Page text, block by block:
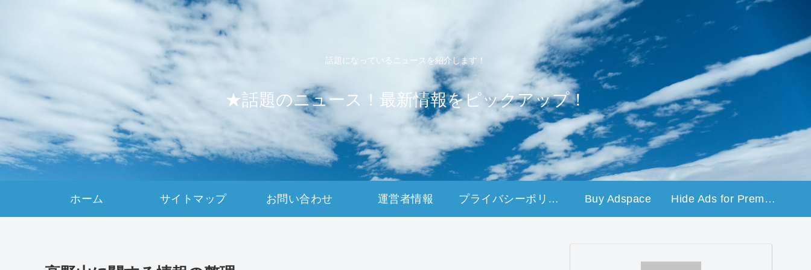
話題になっているニュースを紹介します！
★話題のニュース！最新情報をピックアップ！
ホーム サイトマップ お問い合わせ 運営者情報 プライバシーポリシー Buy Adspace Hide Ads for Premium Members